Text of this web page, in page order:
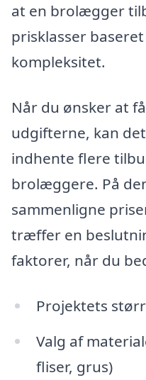
at en brolægger
prisklasser
kompleksitet.
Når du ønsker at
udgifterne, kan
indhente flere
brolæggere. På
sammenligne
træffer en
faktorer, når du
Projektets
Valg af
fliser, grus)